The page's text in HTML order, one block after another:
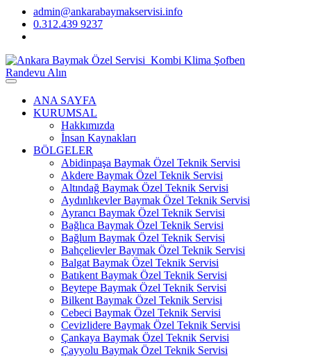
admin@ankarabaymakservisi.info
0.312.439 9237
Randevu Alın
ANA SAYFA
KURUMSAL
Hakkımızda
İnsan Kaynakları
BÖLGELER
Abidinpaşa Baymak Özel Teknik Servisi
Akdere Baymak Özel Teknik Servisi
Altındağ Baymak Özel Teknik Servisi
Aydınlıkevler Baymak Özel Teknik Servisi
Ayrancı Baymak Özel Teknik Servisi
Bağlıca Baymak Özel Teknik Servisi
Bağlum Baymak Özel Teknik Servisi
Bahçelievler Baymak Özel Teknik Servisi
Balgat Baymak Özel Teknik Servisi
Batıkent Baymak Özel Teknik Servisi
Beytepe Baymak Özel Teknik Servisi
Bilkent Baymak Özel Teknik Servisi
Cebeci Baymak Özel Teknik Servisi
Cevizlidere Baymak Özel Teknik Servisi
Çankaya Baymak Özel Teknik Servisi
Çayyolu Baymak Özel Teknik Servisi